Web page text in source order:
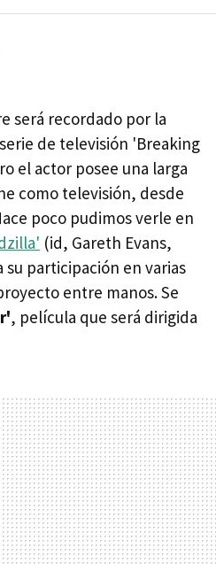
será recordado por la
de televisión 'Breaking
el actor posee una larga
como televisión, desde
poco pudimos verle en
(id, Gareth Evans,
participación en varias
entre manos. Se
, película que será dirigida